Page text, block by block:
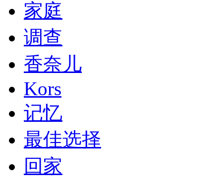
家庭
调查
香奈儿
Kors
记忆
最佳选择
回家